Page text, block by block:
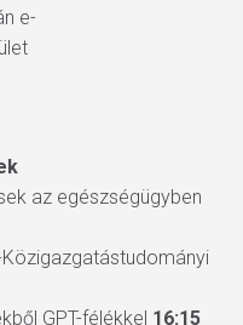
e-
az egészségügyben
GPT-félékkel 16:15